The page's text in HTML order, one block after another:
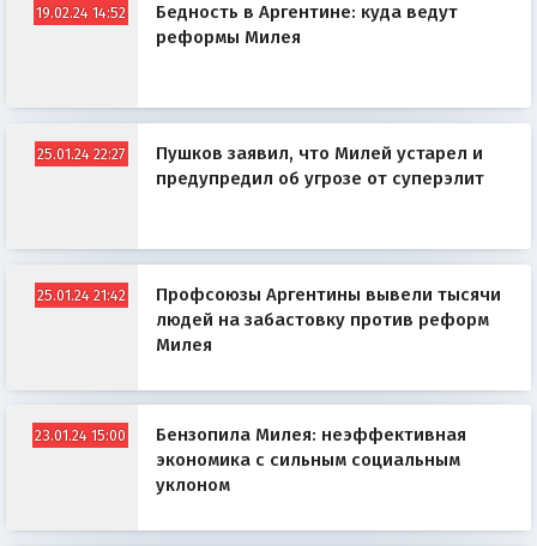
19.02.24 14:52
Бедность в Аргентине: куда ведут
реформы Милея
25.01.24 22:27
Пушков заявил, что Милей устарел и
предупредил об угрозе от суперэлит
25.01.24 21:42
Профсоюзы Аргентины вывели тысячи
людей на забастовку против реформ
Милея
23.01.24 15:00
Бензопила Милея: неэффективная
экономика с сильным социальным
уклоном